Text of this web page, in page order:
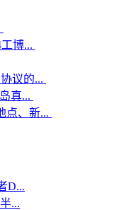
博...
议的...
真...
点、新...
D...
...